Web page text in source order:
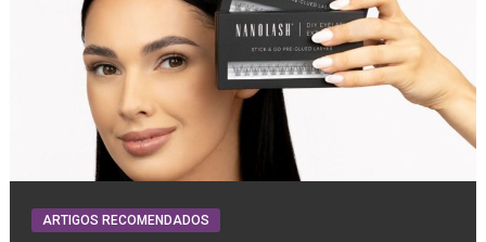
ARTIGOS RECOMENDADOS